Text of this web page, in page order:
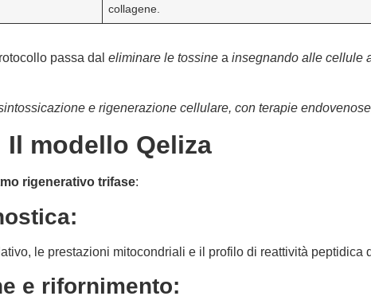
collagene.
passa dal eliminare le tossine a insegnando alle cellule
e rigenerazione cellulare, con terapie
modello Qeliza
rigenerativo trifase:
le prestazioni mitocondriali e il profilo di reattività peptidica
e rifornimento: